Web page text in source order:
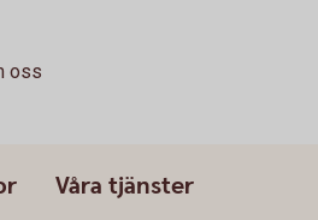
oss
Våra tjänster